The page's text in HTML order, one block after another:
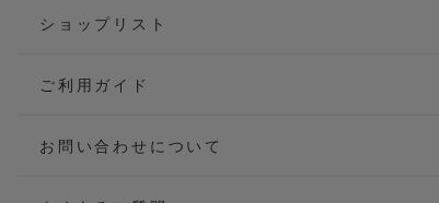
ショップリスト
ご利用ガイド
お問い合わせについて